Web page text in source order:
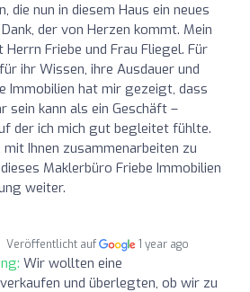
die nun in diesem Haus ein neues
der von Herzen kommt. Mein
Friebe und Frau Fliegel. Für
ihr Wissen, ihre Ausdauer und
Immobilien hat mir gezeigt, dass
sein kann als ein Geschäft –
der ich mich gut begleitet fühlte.
mit Ihnen zusammenarbeiten zu
Maklerbüro Friebe Immobilien
weiter.
Veröffentlicht auf 1 year ago
Wir wollten eine
und überlegten, ob wir zu